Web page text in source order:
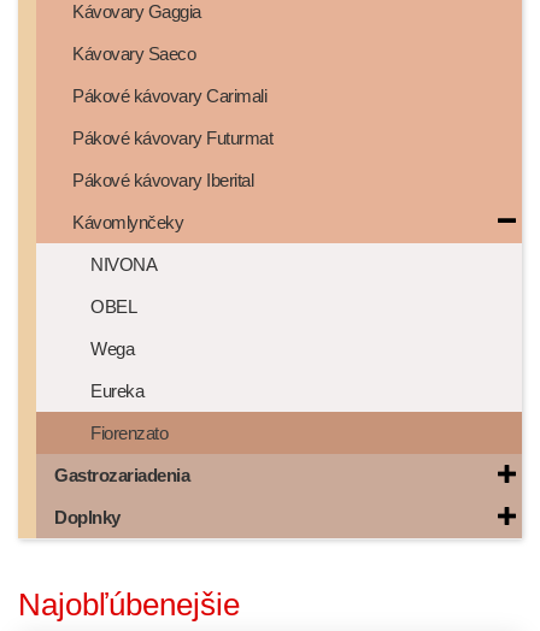
Kávovary Gaggia
Kávovary Saeco
Pákové kávovary Carimali
Pákové kávovary Futurmat
Pákové kávovary Iberital
Kávomlynčeky
NIVONA
OBEL
Wega
Eureka
Fiorenzato
Gastrozariadenia
Doplnky
Najobľúbenejšie